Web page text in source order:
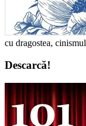
cu dragostea,
Descarcă!